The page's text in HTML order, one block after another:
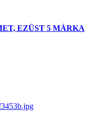
EZÜST 5 MÁRKA